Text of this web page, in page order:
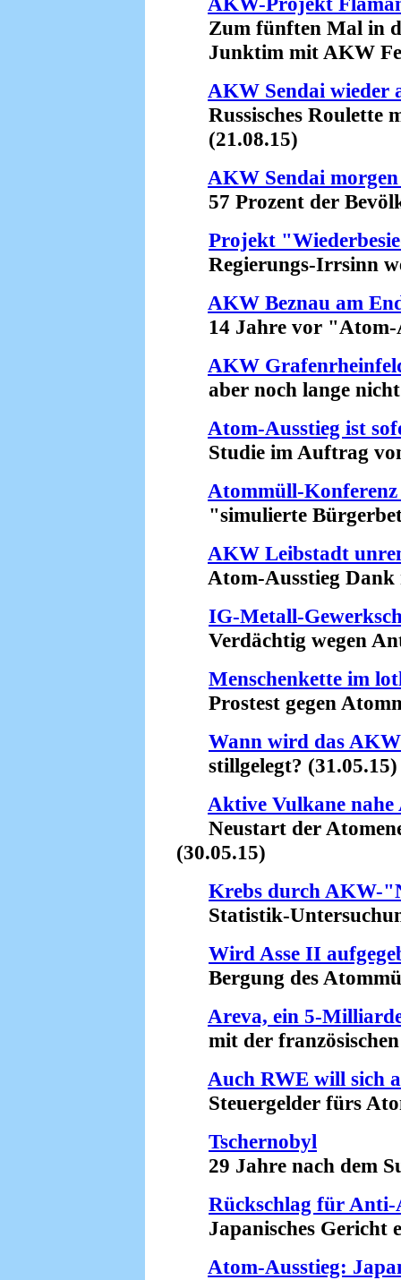
Zum fünften Mal in
Junktim mit AKW
AKW Sendai wieder
Russisches Roulette
(21.08.15)
AKW Sendai
57 Prozent der
Projekt
Regierungs-Irrsinn
AKW Beznau am
14 Jahre vor "Atom-
AKW
aber noch lange nicht
Atom-Ausstieg ist
Studie im Auftrag von
Atommüll-
"simulierte
AKW Leibstadt
Atom-Ausstieg Dank
IG-Metall-
Verdächtig wegen
Menschenkette im
Prostest gegen
Wann wird das
stillgelegt? (31.05.15)
Aktive Vulkane
Neustart der
(30.05.15)
Krebs durch AKW-
Statistik-
Wird Asse II
Bergung des
Areva, ein 5-
mit der französischen
Auch RWE will sich
Steuergelder fürs
Tschernobyl
29 Jahre nach dem
Rückschlag für Anti-
Japanisches Gericht
Atom-Ausstieg: